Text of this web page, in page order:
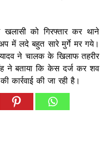
को गिरफ्तार कर थाने
में लदे बहुत सारे मुर्गे मर गये।
ने चालक के खिलाफ तहरीर
ने बताया कि केस दर्ज कर शव
कार्रवाई की जा रही है।